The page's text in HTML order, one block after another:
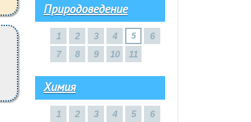
Природоведение
1 2 3 4 5
6
7
8 9 10 11
Химия
1 2 3 4 5
6